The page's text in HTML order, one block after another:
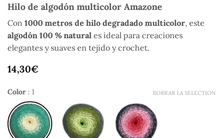
Hilo de algodón multicolor Amazone
Con 1000 metros de hilo degradado multicolor, este
algodón 100 % natural es ideal para creaciones
elegantes y suaves en tejido y crochet.
14,30€
Color : 1 BORRAR LA SELECTION